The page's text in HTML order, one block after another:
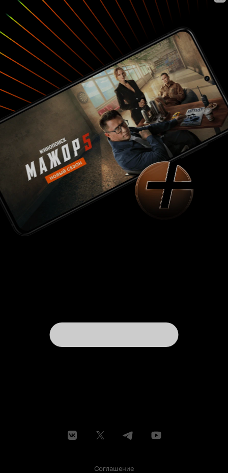
Соглашение